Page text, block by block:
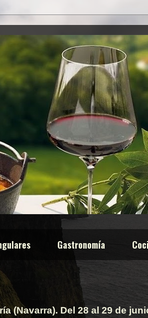
Gastronomía
(Navarra). Del 28 al 29 de